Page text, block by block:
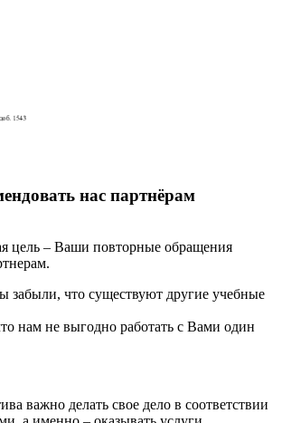
нас партнёрам
цель – Ваши повторные обращения
что существуют другие учебные
нам не выгодно работать с Вами один
важно делать свое дело в соответствии